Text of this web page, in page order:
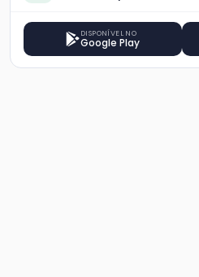
DISPONÍVEL NO
Google Play